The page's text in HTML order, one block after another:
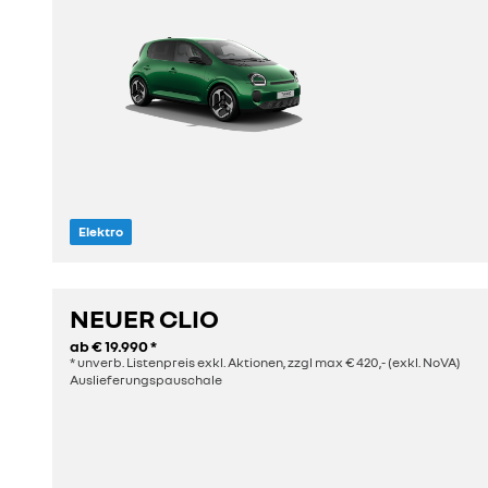
Elektro
4
entdecken
NEUER CLIO
ab€ 19.990*
* unverb. Listenpreis exkl. Aktionen, zzgl max € 420,- (exkl. NoVA)
Auslieferungspauschale